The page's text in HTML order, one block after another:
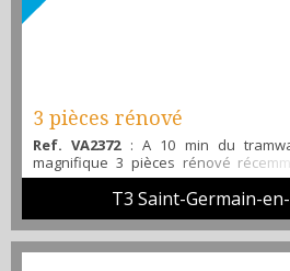
3 pièces rénové
Ref. VA2372: A 10 min du
magnifique 3 pièces rénové
avec placard, un séjour avec
aménagée et équipée, 2 chambres,
séparé, une cave et place de
Aucun travaux à prévoir,
l'agence ALIBI IMMOBILIER . Tel : 06 51
T3 Saint-Germain-